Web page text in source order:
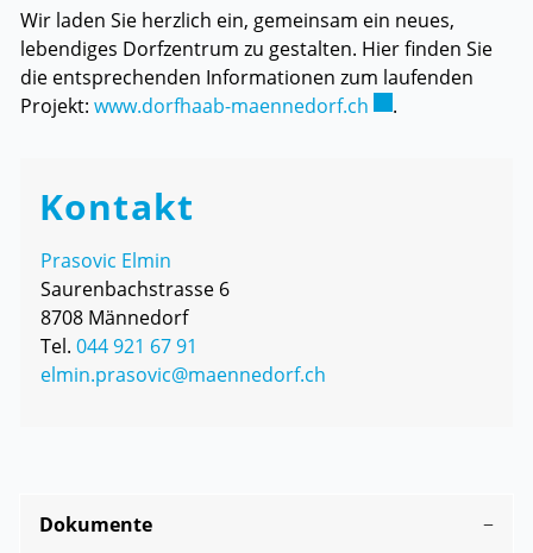
Wir laden Sie herzlich ein, gemeinsam ein neues,
lebendiges Dorfzentrum zu gestalten. Hier finden Sie
die entsprechenden Informationen zum laufenden
Projekt: www.dorfhaab-maennedorf.ch Externer Link
.
Kontakt
Prasovic Elmin
Saurenbachstrasse 6
8708 Männedorf
Tel. 044 921 67 91
elmin.prasovic@maennedorf.ch
Dokumente